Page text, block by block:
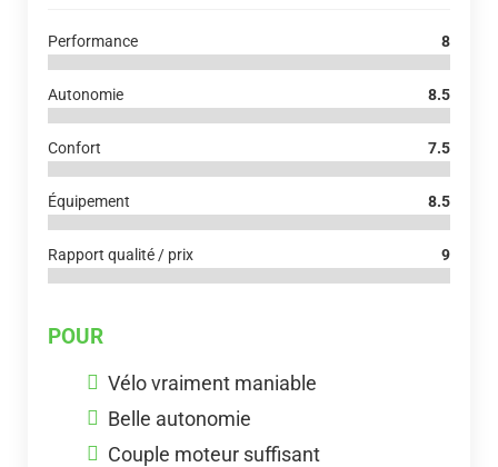
Performance 8
Autonomie 8.5
Confort 7.5
Équipement 8.5
Rapport qualité / prix 9
POUR
Vélo vraiment maniable
Belle autonomie
Couple moteur suffisant